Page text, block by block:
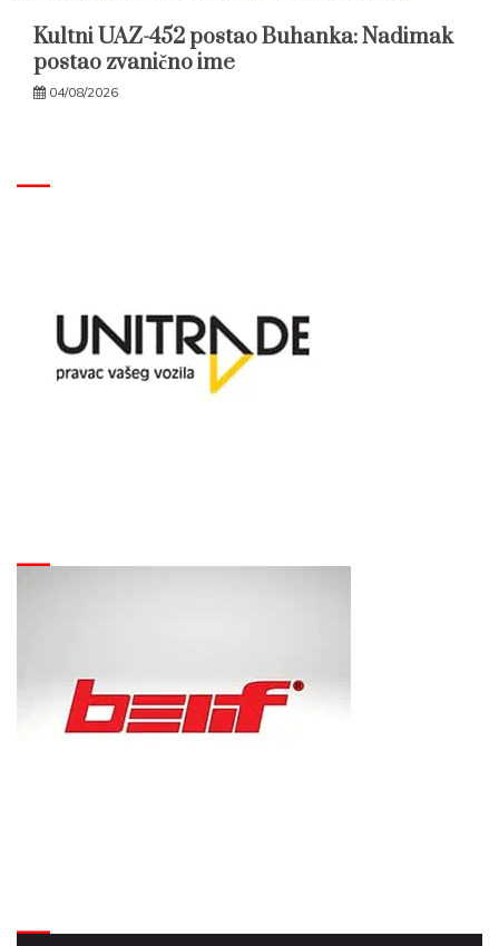
Kultni UAZ-452 postao Buhanka: Nadimak
postao zvanično ime
04/08/2026